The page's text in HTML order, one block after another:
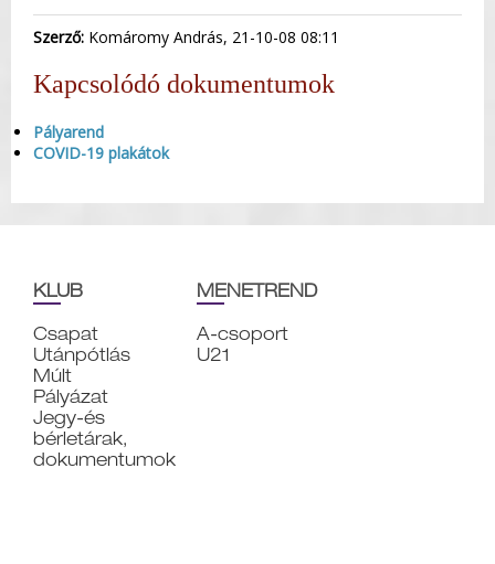
Szerző: Komáromy András, 21-10-08 08:11
Kapcsolódó dokumentumok
Pályarend
COVID-19 plakátok
KLUB
Csapat
Utánpótlás
Múlt
Pályázat
Jegy-és
bérletárak,
dokumentumok
MENETREND
A-csoport
U21